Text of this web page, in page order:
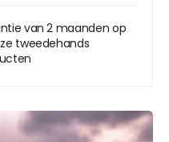
van 2 maanden op
tweedehands